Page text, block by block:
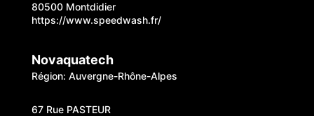
80500 Montdidier
https://www.speedwash.fr/
Novaquatech
Région: Auvergne-Rhône-Alpes
67 Rue PASTEUR